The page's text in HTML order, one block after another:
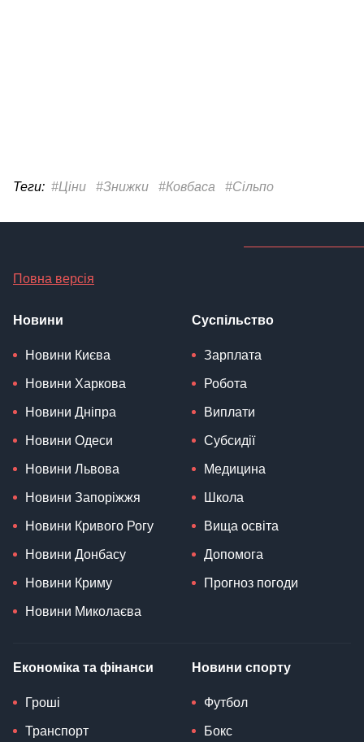
Теги: #Ціни #Знижки #Ковбаса #Сільпо
Повна версія
Новини
Новини Києва
Новини Харкова
Новини Дніпра
Новини Одеси
Новини Львова
Новини Запоріжжя
Новини Кривого Рогу
Новини Донбасу
Новини Криму
Новини Миколаєва
Суспільство
Зарплата
Робота
Виплати
Субсидії
Медицина
Школа
Вища освіта
Допомога
Прогноз погоди
Економіка та фінанси
Гроші
Транспорт
Новини спорту
Футбол
Бокс